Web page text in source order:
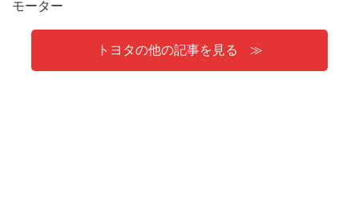
モーター
トヨタの他の記事を見る